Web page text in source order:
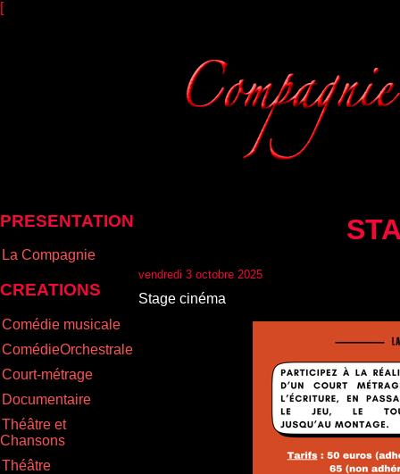
[
PRESENTATION
La Compagnie
CREATIONS
Comédie musicale
ComédieOrchestrale
Court-métrage
Documentaire
Théâtre et
Chansons
Théâtre
vendredi 3 octobre 2025
Stage cinéma